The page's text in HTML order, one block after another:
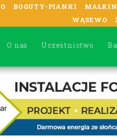
BOGUTY-PIANKI
WĄSEWO
O nas Uczestnictwo